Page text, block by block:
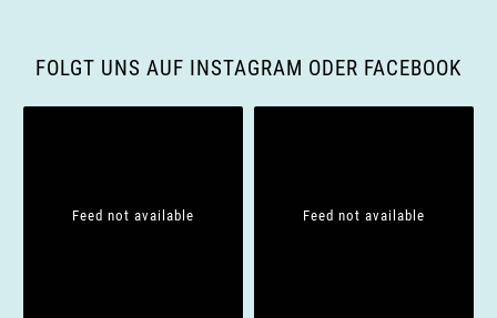
g
FOLGT UNS AUF INSTAGRAM ODER FACEBOOK
Feed not available Feed not available